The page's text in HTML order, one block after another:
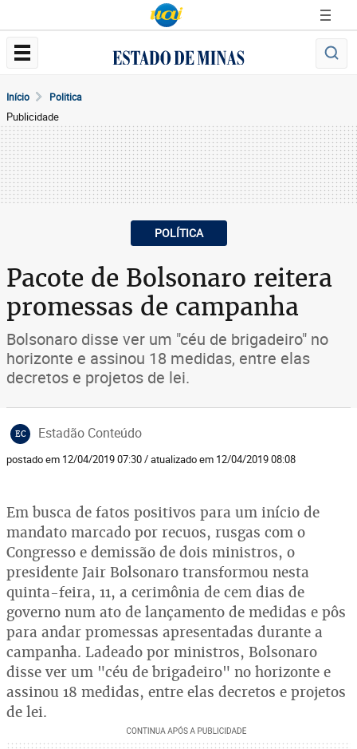
Início Politica
Publicidade
POLÍTICA
Pacote de Bolsonaro reitera
promessas de campanha
Bolsonaro disse ver um "céu de brigadeiro" no
horizonte e assinou 18 medidas, entre elas
decretos e projetos de lei.
EC Estadão Conteúdo
postado em 12/04/2019 07:30 / atualizado em 12/04/2019 08:08
Em busca de fatos positivos para um início de
mandato marcado por recuos, rusgas com o
Congresso e demissão de dois ministros, o
presidente Jair Bolsonaro transformou nesta
quinta-feira, 11, a cerimônia de cem dias de
governo num ato de lançamento de medidas e pôs
para andar promessas apresentadas durante a
campanha. Ladeado por ministros, Bolsonaro
disse ver um "céu de brigadeiro" no horizonte e
assinou 18 medidas, entre elas decretos e projetos
de lei.